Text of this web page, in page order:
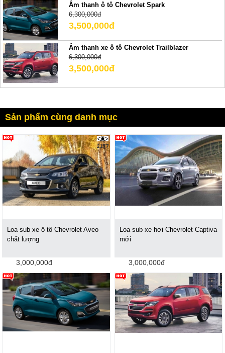
Âm thanh ô tô Chevrolet Spark
6,300,000đ
3,500,000đ
Âm thanh xe ô tô Chevrolet Trailblazer
6,300,000đ
3,500,000đ
Sản phẩm cùng danh mục
2177
Loa sub xe ô tô Chevrolet Aveo
chất lượng
3,000,000đ
Loa sub xe hơi Chevrolet Captiva
mới
3,000,000đ